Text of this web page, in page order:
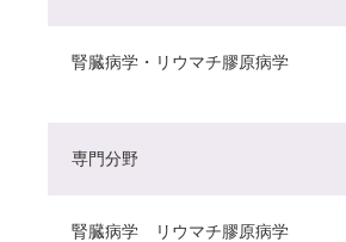
腎臓病学・リウマチ膠原病学
専門分野
腎臓病学 リウマチ膠原病学